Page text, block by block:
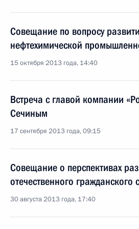
Совещание по вопросу
нефтехимической
15 октября 2013 года, 14:40
Встреча с главой компании
Сечиным
17 сентября 2013 года, 09:15
Совещание о перспективах
отечественного гражданского
30 августа 2013 года, 17:40